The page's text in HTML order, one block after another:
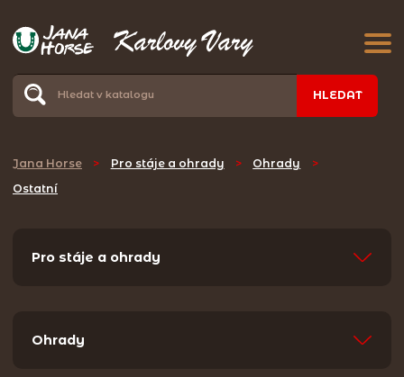
HLEDAT
Jana Horse > Pro stáje a ohrady > Ohrady
>
Ostatní
Pro stáje a ohrady
Ohrady